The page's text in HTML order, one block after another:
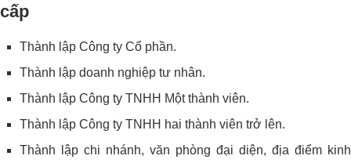
cấp
Thành lập Công ty Cổ phần.
Thành lập doanh nghiệp tư nhân.
Thành lập Công ty TNHH Một thành viên.
Thành lập Công ty TNHH hai thành viên trở lên.
Thành lập chi nhánh, văn phòng đại diện, địa điểm kinh